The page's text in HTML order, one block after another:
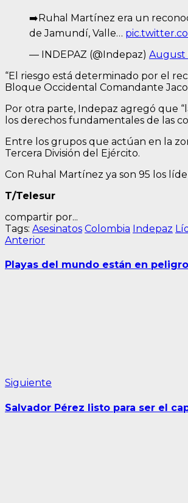
➡️Ruhal Martínez era un
de Jamundí, Valle…
— INDEPAZ (@Indepaz) August
“El riesgo está determinado por el
Bloque Occidental Comandante
Por otra parte, Indepaz agregó que
los derechos fundamentales de las
Entre los grupos que actúan en la
Tercera División del Ejército.
Con Ruhal Martínez ya son 95 los
T/Telesur
compartir por...
Tags: Asesinatos Colombia Indepaz
Navegación
de
AnteriorEntrada
Playas del mundo están en peligro
Siguiente
Salvador Pérez listo para ser el